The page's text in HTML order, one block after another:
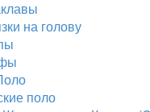
на голову
поло